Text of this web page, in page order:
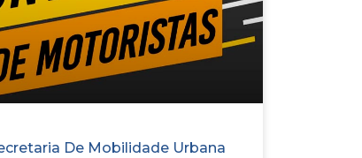
De Mobilidade Urbana